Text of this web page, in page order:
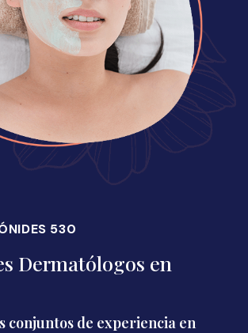
530
Dermatólogos en
conjuntos de experiencia en